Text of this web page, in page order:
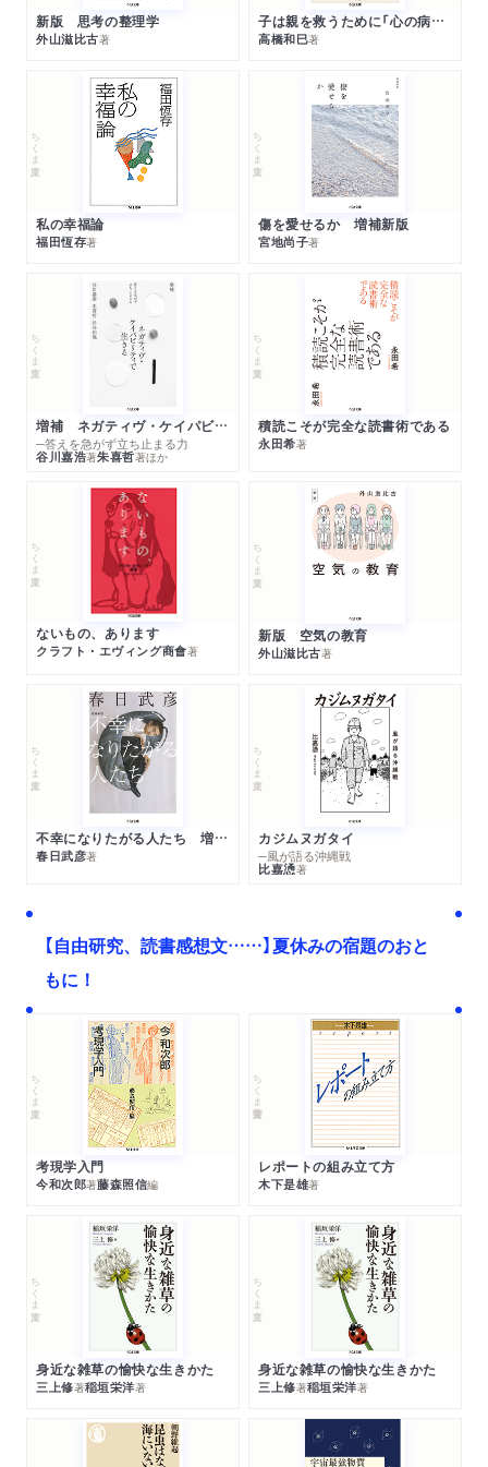
新版 思考の整理学
外山滋比古著
子は親を救うために「心の病」になる
高橋和巳著
ちくま文庫
私の幸福論
福田恆存著
ちくま文庫
傷を愛せるか 増補新版
宮地尚子著
ちくま文庫
増補 ネガティヴ・ケイパビリティで生きる
─答えを急がず立ち止まる力
谷川嘉浩著朱喜哲著ほか
ちくま文庫
積読こそが完全な読書術である
永田希著
ちくま文庫
ないもの、あります
クラフト・エヴィング商會著
ちくま文庫
新版 空気の教育
外山滋比古著
ちくま文庫
不幸になりたがる人たち 増補新版
春日武彦著
ちくま文庫
カジムヌガタイ
─風が語る沖縄戦
比嘉慂著
【自由研究、読書感想文……】夏休みの宿題のおと
もに！
ちくま文庫
考現学入門
今和次郎著藤森照信編
ちくま学芸文庫
レポートの組み立て方
木下是雄著
ちくま文庫
身近な雑草の愉快な生きかた
三上修著稲垣栄洋著
ちくま文庫
身近な雑草の愉快な生きかた
三上修著稲垣栄洋著